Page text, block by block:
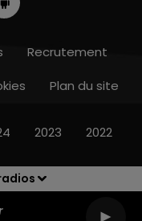
Recrutement
Plan du site
2023 2022